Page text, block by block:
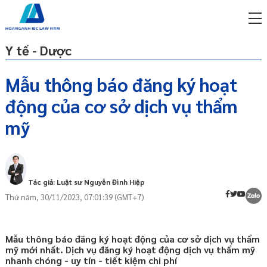
Y tế - Dược
Mẫu thông báo đăng ký hoạt
động của cơ sở dịch vụ thẩm
mỹ
Tác giả: Luật sư Nguyễn Đình Hiệp
Thứ năm, 30/11/2023, 07:01:39 (GMT+7)
Mẫu thông báo đăng ký hoạt động của cơ sở dịch vụ thẩm
mỹ mới nhất. Dịch vụ đăng ký hoạt động dịch vụ thẩm mỹ
nhanh chóng - uy tín - tiết kiệm chi phí
Căn cứ pháp lý
động của cơ sở dịch vụ thẩm mỹ
Mẫu thông báo đăng ký hoạt động của
vụ thẩm mỹ ở đâu?
Thời hạn nộp thông báo đăng ký hoạt
phí qua zalo
sư trực tuyến online
gói
phí qua zalo
sư trực tuyến online
ty/doanh nghiệp
gói